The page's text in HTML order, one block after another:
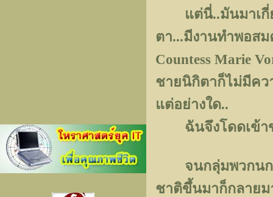
แต่นี่..มันมาเกี่ย
ตา...มีงานทำพอส
Countess Marie
ชายนิกิตาก็ไม่มีคว
แต่อย่างใด..
ฉันจึงโดดเข้าข
จนกลุ่มพวกนกส
ชาติขึ้นมาก็กลายม